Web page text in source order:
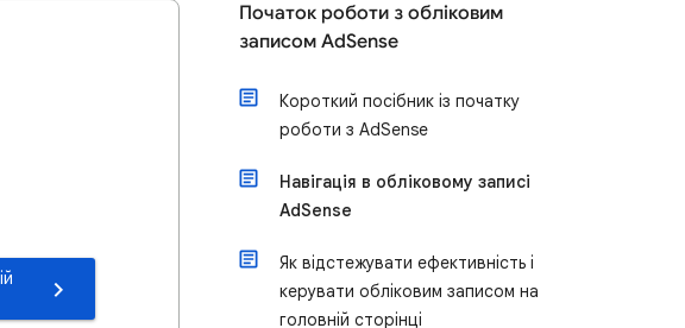
Початок роботи з обліковим
записом AdSense
Короткий посібник із початку
роботи з AdSense
Навігація в обліковому записі
AdSense
Як відстежувати ефективність і
керувати обліковим записом на
головній сторінці